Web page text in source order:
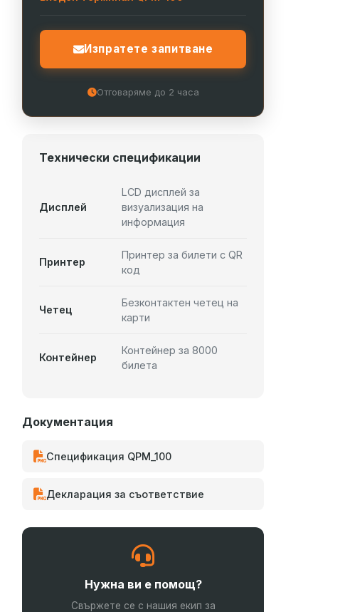
Изпратете запитване
Отговаряме до 2 часа
Технически спецификации
Дисплей
LCD дисплей за
визуализация на
информация
Принтер
Принтер за билети с QR
код
Четец
Безконтактен четец на
карти
Контейнер
Контейнер за 8000
билета
Документация
Спецификация QPM_100
Декларация за съответствие
Нужна ви е помощ?
Свържете се с нашия екип за